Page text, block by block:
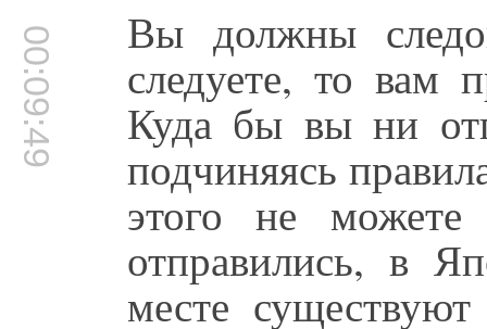
00:09:49 Вы должны
следуете, то вам
Куда бы вы ни
подчиняясь
этого не
отправились, в
месте